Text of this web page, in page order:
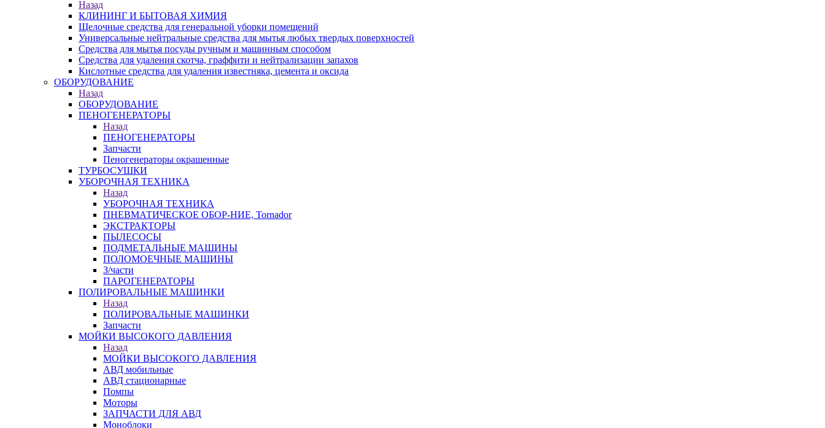
Назад
КЛИНИНГ И БЫТОВАЯ ХИМИЯ
Щелочные средства для генеральной уборки помещений
Универсальные нейтральные средства для мытья любых твердых поверхностей
Средства для мытья посуды ручным и машинным способом
Средства для удаления скотча, граффити и нейтрализации запахов
Кислотные средства для удаления известняка, цемента и оксида
ОБОРУДОВАНИЕ
Назад
ОБОРУДОВАНИЕ
ПЕНОГЕНЕРАТОРЫ
Назад
ПЕНОГЕНЕРАТОРЫ
Запчасти
Пеногенераторы окрашенные
ТУРБОСУШКИ
УБОРОЧНАЯ ТЕХНИКА
Назад
УБОРОЧНАЯ ТЕХНИКА
ПНЕВМАТИЧЕСКОЕ ОБОР-НИЕ, Tornador
ЭКСТРАКТОРЫ
ПЫЛЕСОСЫ
ПОДМЕТАЛЬНЫЕ МАШИНЫ
ПОЛОМОЕЧНЫЕ МАШИНЫ
З/части
ПАРОГЕНЕРАТОРЫ
ПОЛИРОВАЛЬНЫЕ МАШИНКИ
Назад
ПОЛИРОВАЛЬНЫЕ МАШИНКИ
Запчасти
МОЙКИ ВЫСОКОГО ДАВЛЕНИЯ
Назад
МОЙКИ ВЫСОКОГО ДАВЛЕНИЯ
АВД мобильные
АВД стационарные
Помпы
Моторы
ЗАПЧАСТИ ДЛЯ АВД
Моноблоки